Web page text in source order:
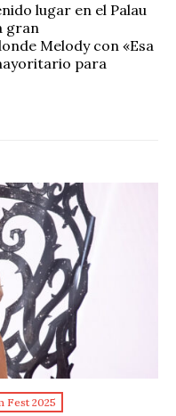
lugar en el Palau
gran
Melody con «Esa
para
Fest 2025